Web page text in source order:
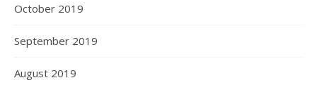
October 2019
September 2019
August 2019